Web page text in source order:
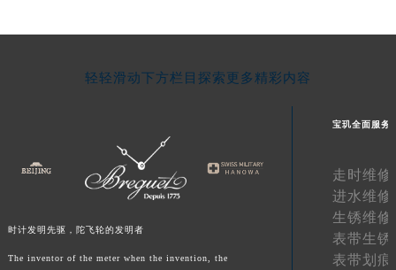
甘肃省定西市安定区解放路宝玑售后服务中心（需提前预约）
甘肃省敦煌市沙州镇阳关中路宝玑售后服务中心（需提前预约）
甘肃省金昌市金川区北京路宝玑售后服务中心（需提前预约）
甘肃省酒泉市肃州区西大街宝玑售后服务中心（需提前预约）
甘肃省临夏市城南街道团结路宝玑售后服务中心（需提前预约）
甘肃省陇南市武都区人民路宝玑售后服务中心（需提前预约）
轻轻滑动下方栏目探索更多精彩内容
时计发明先驱，陀飞轮的发明者
The inventor of the meter when the invention, the
宝玑全面服务
走时维修
进水维修
生锈维修
表带生锈
表带划痕